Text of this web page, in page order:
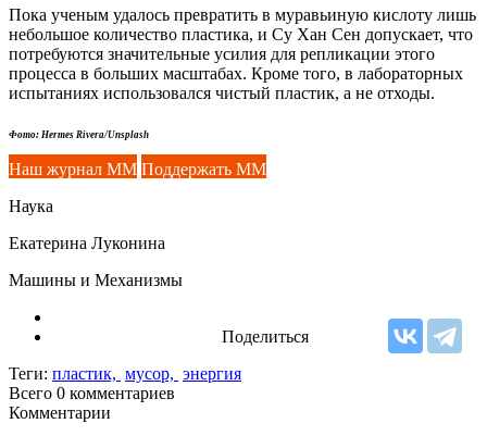
Пока ученым удалось превратить в муравьиную кислоту лишь
небольшое количество пластика, и Су Хан Сен допускает, что
потребуются значительные усилия для репликации этого
процесса в больших масштабах. Кроме того, в лабораторных
испытаниях использовался чистый пластик, а не отходы.
Фото: Hermes Rivera/Unsplash
Наш журнал ММ Поддержать ММ
Наука
Екатерина Луконина
Машины и Механизмы
Поделиться
Теги: пластик, мусор, энергия
Всего 0 комментариев
Комментарии